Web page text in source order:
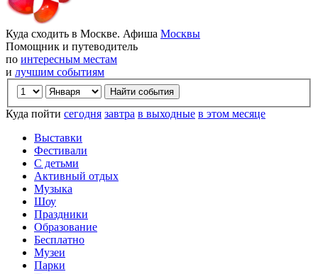
Куда сходить в Москве. Афиша Москвы
Помощник и путеводитель
по интересным местам
и лучшим событиям
Куда пойти сегодня завтра в выходные в этом месяце
Выставки
Фестивали
С детьми
Активный отдых
Музыка
Шоу
Праздники
Образование
Бесплатно
Музеи
Парки